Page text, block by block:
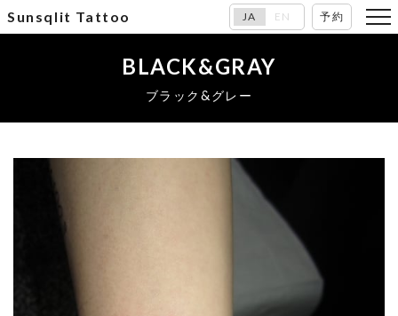
Sunsqlit Tattoo JA EN 予約
BLACK&GRAY
ブラック&グレー